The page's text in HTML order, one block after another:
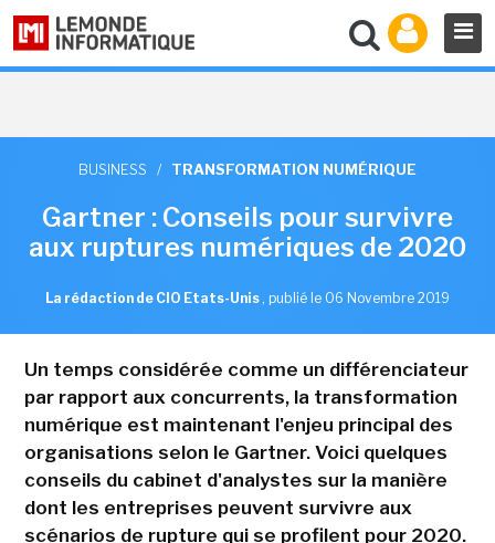
BUSINESS / TRANSFORMATION NUMÉRIQUE
Gartner : Conseils pour survivre
aux ruptures numériques de 2020
La rédaction de CIO Etats-Unis , publié le 06 Novembre 2019
Un temps considérée comme un différenciateur
par rapport aux concurrents, la transformation
numérique est maintenant l'enjeu principal des
organisations selon le Gartner. Voici quelques
conseils du cabinet d'analystes sur la manière
dont les entreprises peuvent survivre aux
scénarios de rupture qui se profilent pour 2020.